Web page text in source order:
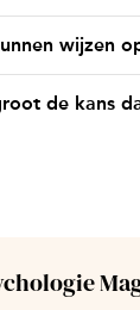
wijzen
de kans